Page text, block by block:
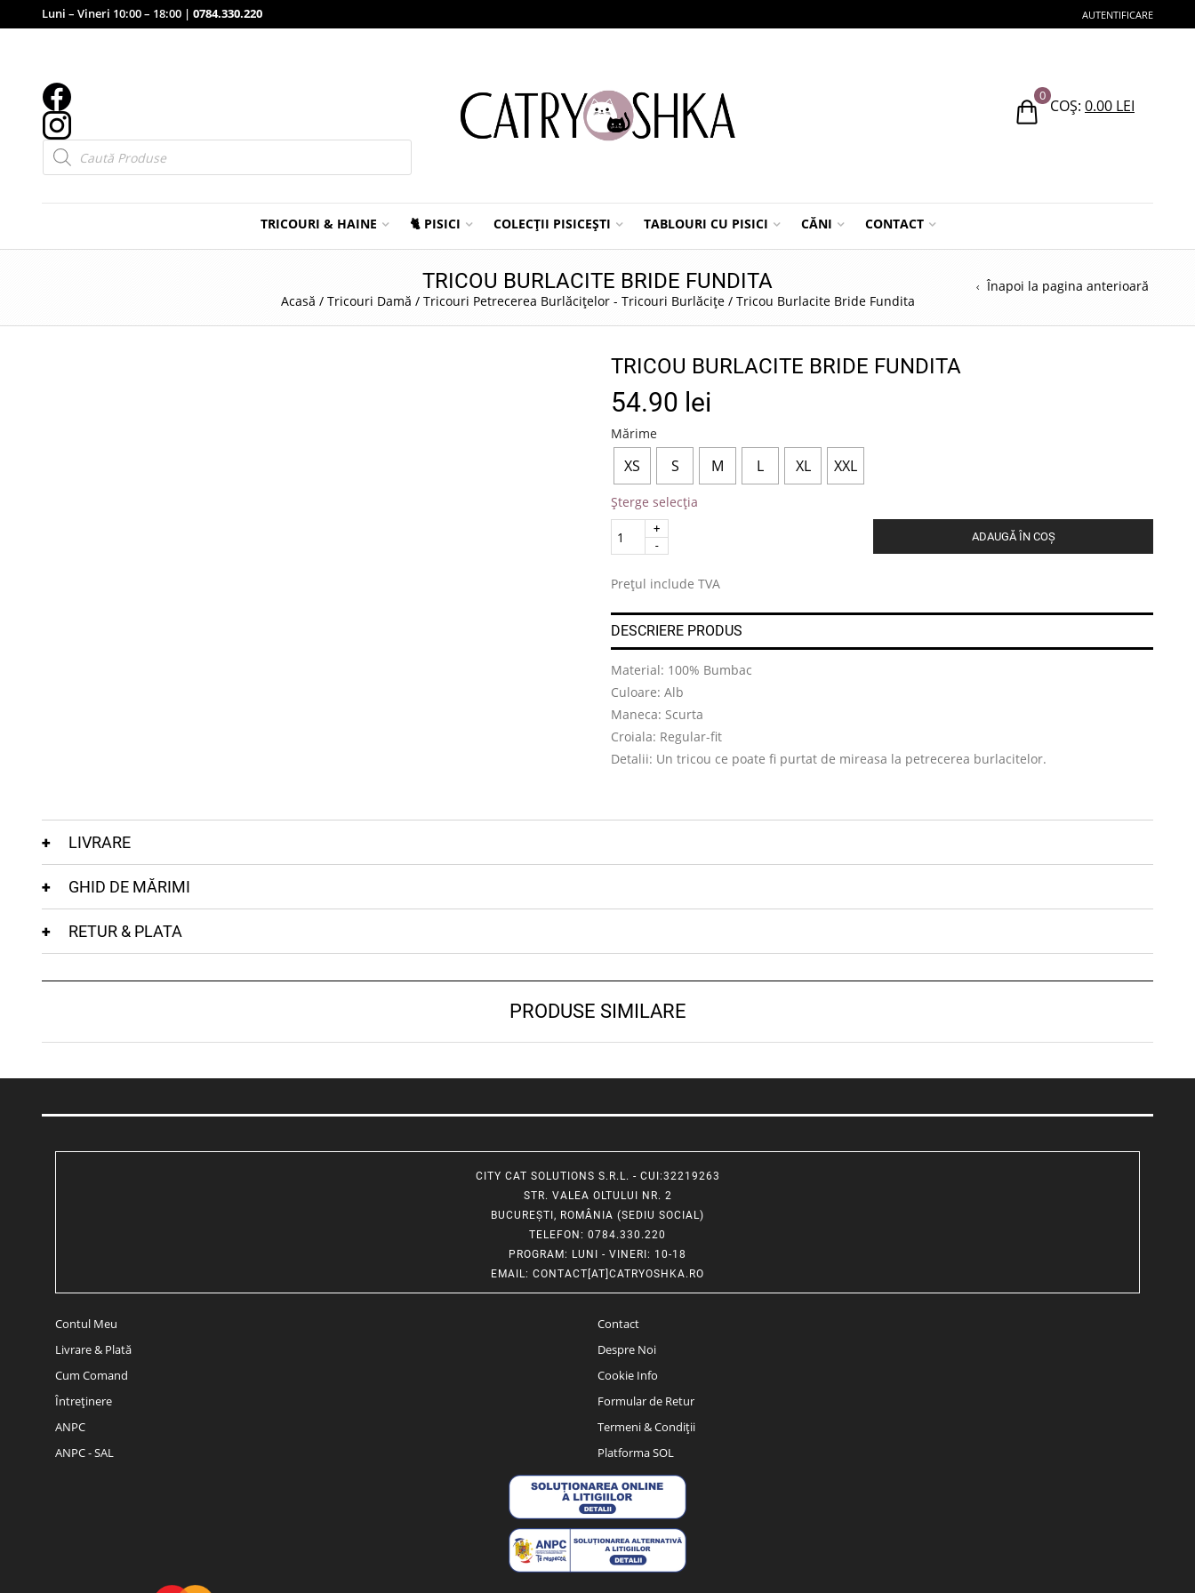
Luni – Vineri 10:00 – 18:00 | 0784.330.220 AUTENTIFICARE
Products
search
0
COȘ: 0.00 LEI
TRICOURI & HAINE 🐈 PISICI COLECȚII PISICEȘTI TABLOURI CU PISICI CĂNI CONTACT
TRICOU BURLACITE BRIDE FUNDITA
Acasă / Tricouri Damă / Tricouri Petrecerea Burlăcițelor - Tricouri Burlăcițe/ Tricou Burlacite Bride Fundita
Înapoi la pagina anterioară
TRICOU BURLACITE BRIDE FUNDITA
54.90 lei
Mărime
XS S M L XL XXL
Șterge selecția
Quantity
ADAUGĂ ÎN COȘ
Prețul include TVA
DESCRIERE PRODUS
Material: 100% Bumbac
Culoare: Alb
Maneca: Scurta
Croiala: Regular-fit
Detalii: Un tricou ce poate fi purtat de mireasa la petrecerea burlacitelor.
LIVRARE
GHID DE MĂRIMI
RETUR & PLATA
PRODUSE SIMILARE
CITY CAT SOLUTIONS S.R.L. - CUI:32219263
STR. VALEA OLTULUI NR. 2
BUCUREȘTI, ROMÂNIA (SEDIU SOCIAL)
TELEFON : 0784.330.220
PROGRAM: LUNI - VINERI: 10-18
EMAIL: CONTACT[AT]CATRYOSHKA.RO
Contul Meu
Livrare & Plată
Cum Comand
Întreținere
ANPC
ANPC - SAL
Contact
Despre Noi
Cookie Info
Formular de Retur
Termeni & Condiții
Platforma SOL